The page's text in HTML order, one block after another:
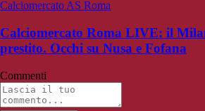
Calciomercato AS Roma
Calciomercato Roma LIVE: il
prestito. Occhi su Nusa e Fofana
Commenti